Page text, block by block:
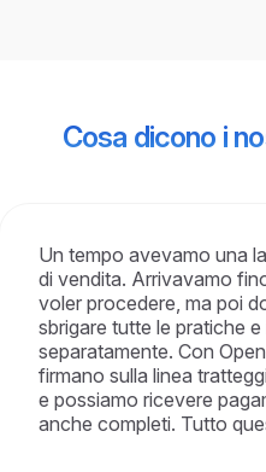
Cosa dicono i
Un tempo avevamo una
di vendita. Arrivavamo
voler procedere, ma poi
sbrigare tutte le pratiche e
separatamente. Con
firmano sulla linea
e possiamo ricevere
anche completi. Tutto